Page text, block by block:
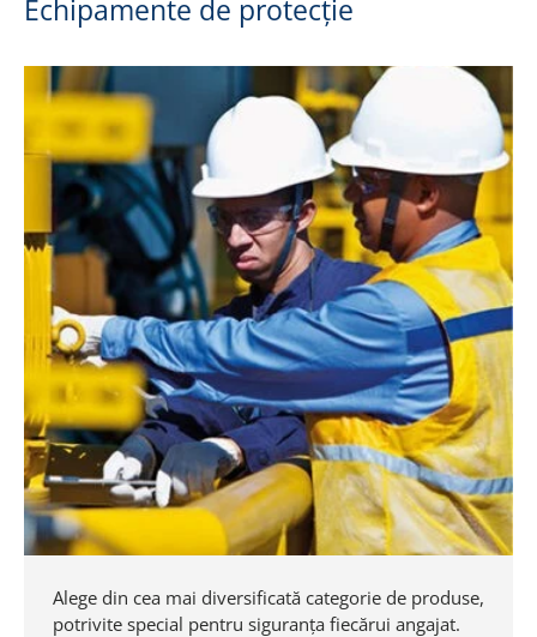
Echipamente de protecție
Alege din cea mai diversificată categorie de produse,
potrivite special pentru siguranța fiecărui angajat.